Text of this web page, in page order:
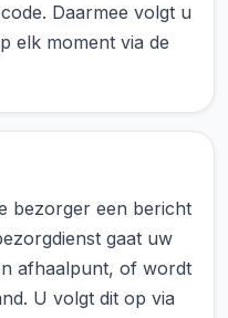
Daarmee volgt u
elk moment via de
bezorger een bericht
gaat uw
afhaalpunt, of wordt
U volgt dit op via